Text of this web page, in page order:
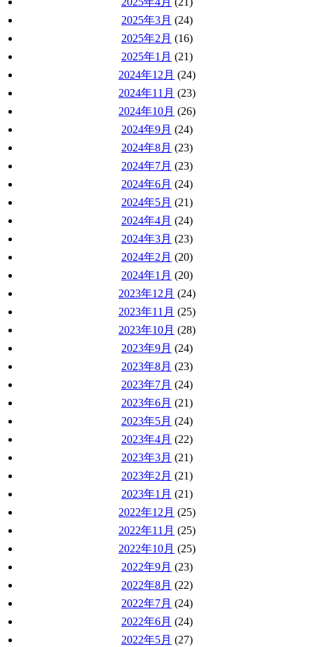
2025年3月 (24)
2025年2月 (16)
2025年1月 (21)
2024年12月 (24)
2024年11月 (23)
2024年10月 (26)
2024年9月 (24)
2024年8月 (23)
2024年7月 (23)
2024年6月 (24)
2024年5月 (21)
2024年4月 (24)
2024年3月 (23)
2024年2月 (20)
2024年1月 (20)
2023年12月 (24)
2023年11月 (25)
2023年10月 (28)
2023年9月 (24)
2023年8月 (23)
2023年7月 (24)
2023年6月 (21)
2023年5月 (24)
2023年4月 (22)
2023年3月 (21)
2023年2月 (21)
2023年1月 (21)
2022年12月 (25)
2022年11月 (25)
2022年10月 (25)
2022年9月 (23)
2022年8月 (22)
2022年7月 (24)
2022年6月 (24)
2022年5月 (27)